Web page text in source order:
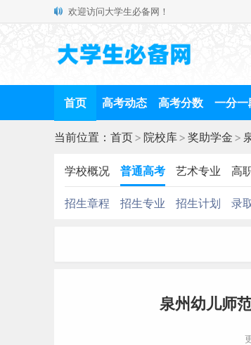
欢迎访问大学生必备网！
首页 高考动态 高考分数 一分一
当前位置： 首页> 院校库> 奖助学金 >
学校概况 普通高考 艺术专业 高
招生章程 招生专业 招生计划 录
泉州幼儿师